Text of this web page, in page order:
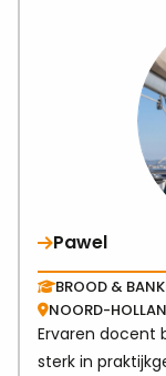
Pawel
BROOD &
NOORD-
Ervaren docent
sterk in